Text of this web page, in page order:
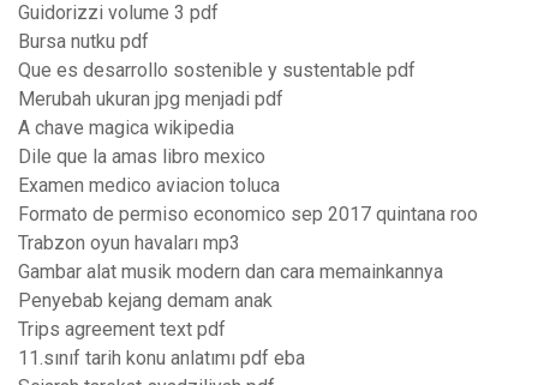
Guidorizzi volume 3 pdf
Bursa nutku pdf
Que es desarrollo sostenible y sustentable pdf
Merubah ukuran jpg menjadi pdf
A chave magica wikipedia
Dile que la amas libro mexico
Examen medico aviacion toluca
Formato de permiso economico sep 2017 quintana roo
Trabzon oyun havaları mp3
Gambar alat musik modern dan cara memainkannya
Penyebab kejang demam anak
Trips agreement text pdf
11.sınıf tarih konu anlatımı pdf eba